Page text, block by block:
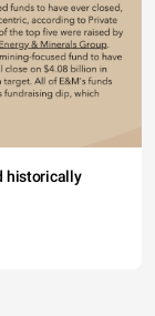
historically